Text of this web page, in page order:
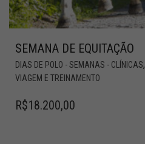
SEMANA DE EQUITAÇÃO
DIAS DE POLO - SEMANAS - CLÍNICAS,
VIAGEM E TREINAMENTO
R$18.200,00